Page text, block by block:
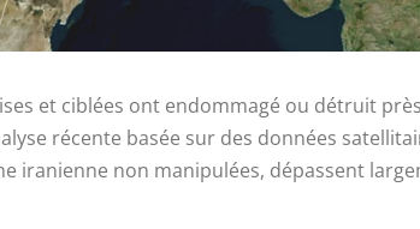
et ciblées ont endommagé ou détruit
récente basée sur des données
iranienne non manipulées, dépassent